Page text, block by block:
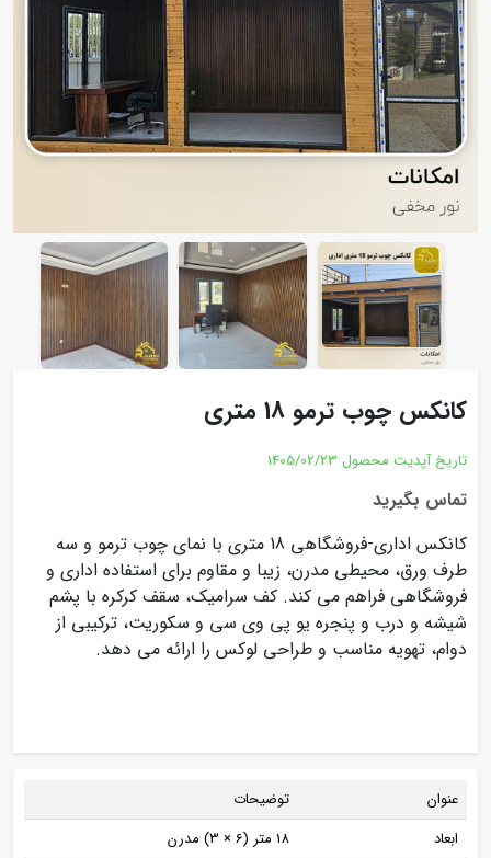
کانکس چوب ترمو 18 متری
تاریخ آپدیت محصول 1405/02/23
تماس بگیرید
کانکس اداری-فروشگاهی 18 متری با نمای چوب ترمو و سه
طرف ورق، محیطی مدرن، زیبا و مقاوم برای استفاده اداری و
فروشگاهی فراهم می کند. کف سرامیک، سقف کرکره با پشم
شیشه و درب و پنجره یو پی وی سی و سکوریت، ترکیبی از
دوام، تهویه مناسب و طراحی لوکس را ارائه می دهد.
عنوان
توضیحات
ابعاد
18 متر (6 × 3) مدرن